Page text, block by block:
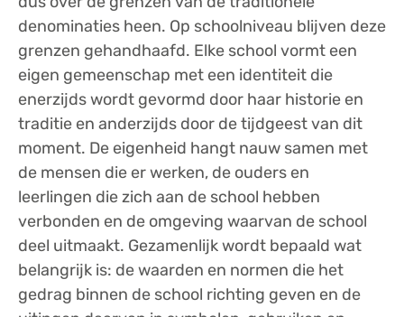
denominaties heen. Op schoolniveau blijven deze
grenzen gehandhaafd. Elke school vormt een
eigen gemeenschap met een identiteit die
enerzijds wordt gevormd door haar historie en
traditie en anderzijds door de tijdgeest van dit
moment. De eigenheid hangt nauw samen met
de mensen die er werken, de ouders en
leerlingen die zich aan de school hebben
verbonden en de omgeving waarvan de school
deel uitmaakt. Gezamenlijk wordt bepaald wat
belangrijk is: de waarden en normen die het
gedrag binnen de school richting geven en de